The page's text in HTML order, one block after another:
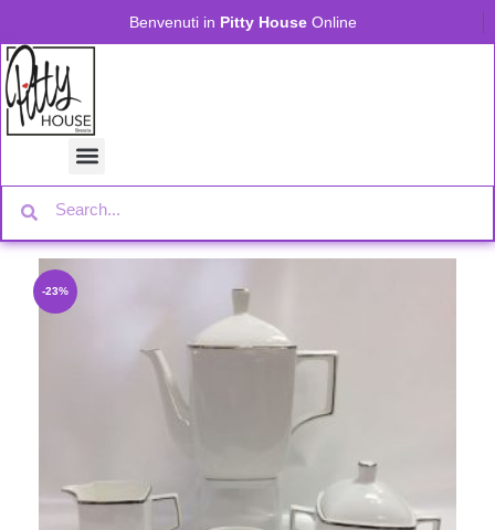
Benvenuti in Pitty House Online
-23%